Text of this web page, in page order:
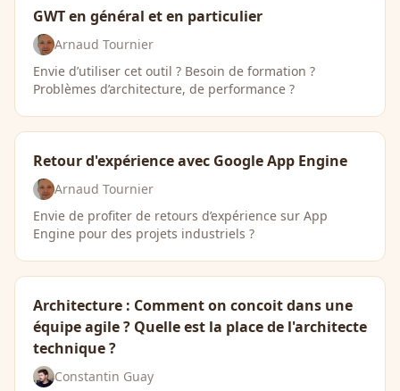
GWT en général et en particulier
Arnaud Tournier
Envie d’utiliser cet outil ? Besoin de formation ?
Problèmes d’architecture, de performance ?
Retour d'expérience avec Google App Engine
Arnaud Tournier
Envie de profiter de retours d’expérience sur App
Engine pour des projets industriels ?
Architecture : Comment on concoit dans une
équipe agile ? Quelle est la place de l'architecte
technique ?
Constantin Guay